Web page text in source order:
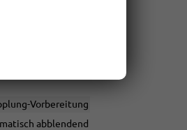
Vorbereitung
abblendend